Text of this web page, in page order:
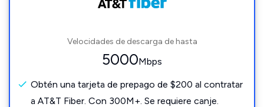
Velocidades de descarga de hasta
5000Mbps
Obtén una tarjeta de prepago de $200 al contratar
a AT&T Fiber. Con 300M+. Se requiere canje.